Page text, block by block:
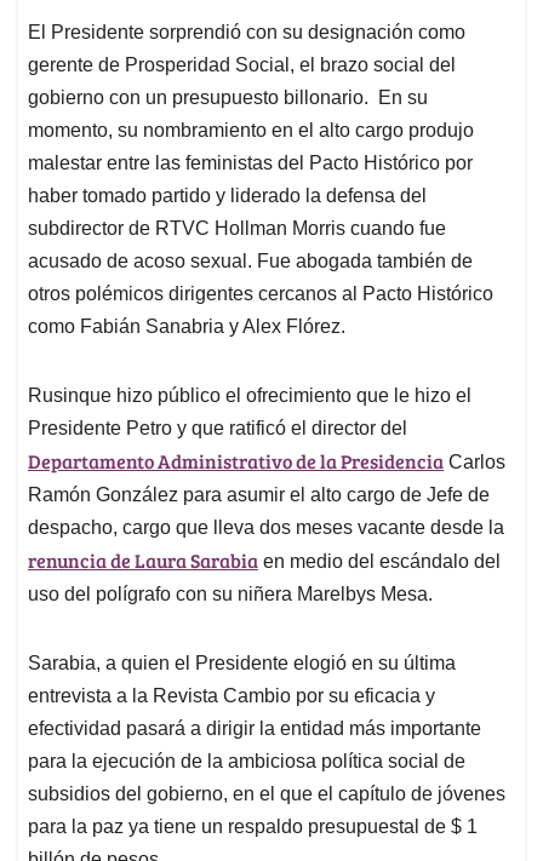
El Presidente sorprendió con su designación como
gerente de Prosperidad Social, el brazo social del
gobierno con un presupuesto billonario. En su
momento, su nombramiento en el alto cargo produjo
malestar entre las feministas del Pacto Histórico por
haber tomado partido y liderado la defensa del
subdirector de RTVC Hollman Morris cuando fue
acusado de acoso sexual. Fue abogada también de
otros polémicos dirigentes cercanos al Pacto Histórico
como Fabián Sanabria y Alex Flórez.
Rusinque hizo público el ofrecimiento que le hizo el
Presidente Petro y que ratificó el director del
Departamento Administrativo de la Presidencia Carlos
Ramón González para asumir el alto cargo de Jefe de
despacho, cargo que lleva dos meses vacante desde la
renuncia de Laura Sarabia en medio del escándalo del
uso del polígrafo con su niñera Marelbys Mesa.
Sarabia, a quien el Presidente elogió en su última
entrevista a la Revista Cambio por su eficacia y
efectividad pasará a dirigir la entidad más importante
para la ejecución de la ambiciosa política social de
subsidios del gobierno, en el que el capítulo de jóvenes
para la paz ya tiene un respaldo presupuestal de $ 1